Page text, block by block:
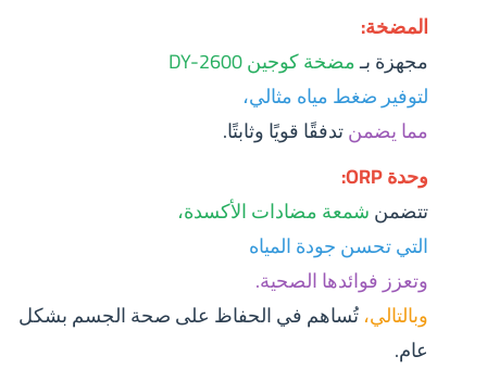
المضخة:
مجهزة بـمضخة كوجين DY-2600
لتوفير ضغط مياه مثالي،
مما يضمنتدفقًا قويًا وثابتًا.
وحدة ORP:
تتضمنشمعة مضادات الأكسدة،
التي تحسن جودة المياه
وتعزز فوائدها الصحية.
وبالتالي،تُساهم في الحفاظ على صحة الجسم بشكل
عام.